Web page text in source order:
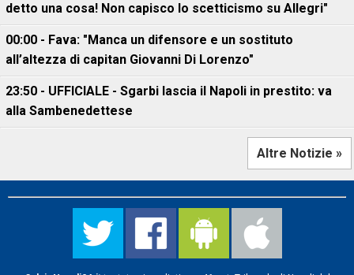
detto una cosa! Non capisco lo scetticismo su Allegri"
00:00 - Fava: "Manca un difensore e un sostituto
all’altezza di capitan Giovanni Di Lorenzo"
23:50 - UFFICIALE - Sgarbi lascia il Napoli in prestito: va
alla Sambenedettese
Altre Notizie »